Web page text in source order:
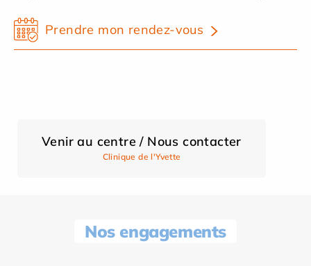
Prendre mon rendez-vous
Venir au centre / Nous contacter
Clinique de l'Yvette
Nos engagements